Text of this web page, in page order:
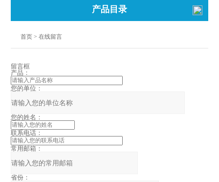
产品目录
首页 > 在线留言
留言框
产品：
您的单位：
您的姓名：
联系电话：
常用邮箱：
省份：